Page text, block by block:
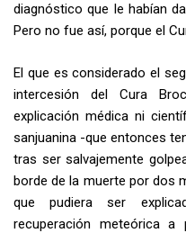
diagnóstico que le habían
Pero no fue así, porque el
El que es considerado el
intercesión del Cura
explicación médica ni
sanjuanina -que entonces
tras ser salvajemente
borde de la muerte por dos
que pudiera ser
recuperación meteórica